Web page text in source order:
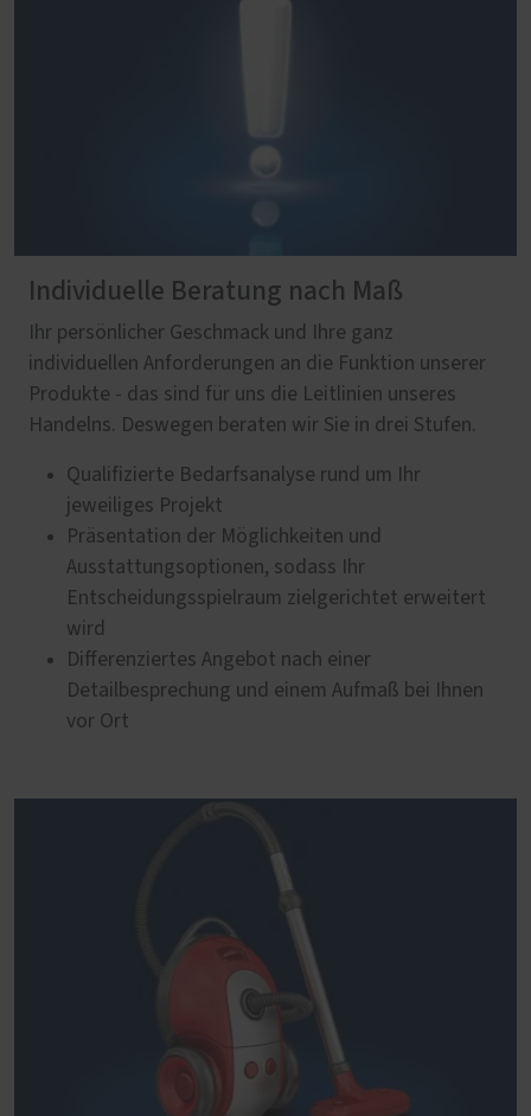
Individuelle Beratung nach Maß
Ihr persönlicher Geschmack und Ihre ganz
individuellen Anforderungen an die Funktion unserer
Produkte - das sind für uns die Leitlinien unseres
Handelns. Deswegen beraten wir Sie in drei Stufen.
Qualifizierte Bedarfsanalyse rund um Ihr
jeweiliges Projekt
Präsentation der Möglichkeiten und
Ausstattungsoptionen, sodass Ihr
Entscheidungsspielraum zielgerichtet erweitert
wird
Differenziertes Angebot nach einer
Detailbesprechung und einem Aufmaß bei Ihnen
vor Ort